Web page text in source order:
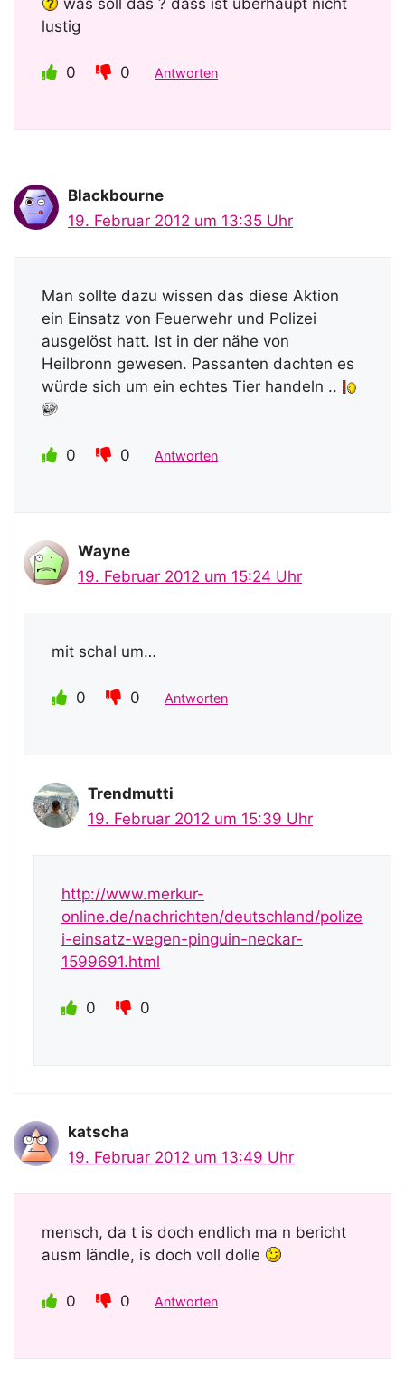
was soll das ? dass ist überhaupt nicht
lustig
0 0 Antworten
Blackbourne
19. Februar 2012 um 13:35 Uhr
Man sollte dazu wissen das diese Aktion
ein Einsatz von Feuerwehr und Polizei
ausgelöst hatt. Ist in der nähe von
Heilbronn gewesen. Passanten dachten es
würde sich um ein echtes Tier handeln ..
0 0 Antworten
Wayne
19. Februar 2012 um 15:24 Uhr
mit schal um…
0 0 Antworten
Trendmutti
19. Februar 2012 um 15:39 Uhr
http://www.merkur-
online.de/nachrichten/deutschland/polize
i-einsatz-wegen-pinguin-neckar-
1599691.html
0 0
katscha
19. Februar 2012 um 13:49 Uhr
mensch, da t is doch endlich ma n bericht
ausm ländle, is doch voll dolle
0 0 Antworten